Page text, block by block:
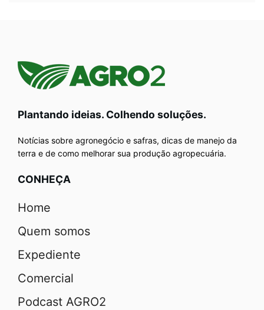
Plantando ideias. Colhendo soluções.
Notícias sobre agronegócio e safras, dicas de manejo da
terra e de como melhorar sua produção agropecuária.
CONHEÇA
Home
Quem somos
Expediente
Comercial
Podcast AGRO2